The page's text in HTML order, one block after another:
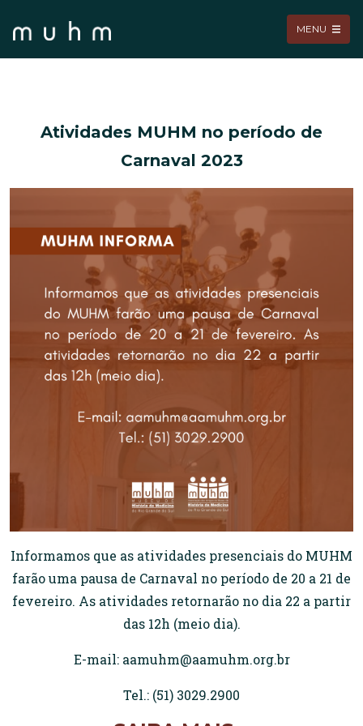
MENU
Atividades MUHM no período de
Carnaval 2023
Informamos que as atividades presenciais do MUHM
farão uma pausa de Carnaval no período de 20 a 21 de
fevereiro. As atividades retornarão no dia 22 a partir
das 12h (meio dia).
E-mail: aamuhm@aamuhm.org.br
Tel.: (51) 3029.2900